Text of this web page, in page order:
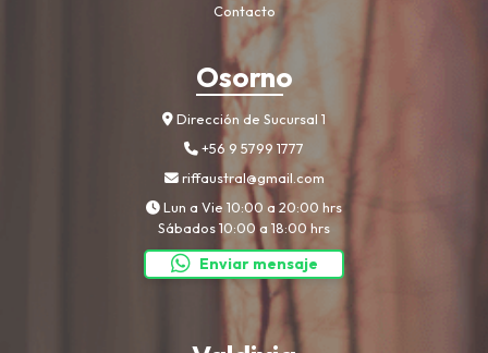
Contacto
Osorno
Dirección de Sucursal 1
+56 9 5799 1777
riffaustral@gmail.com
Lun a Vie 10:00 a 20:00 hrs
Sábados 10:00 a 18:00 hrs
Enviar mensaje